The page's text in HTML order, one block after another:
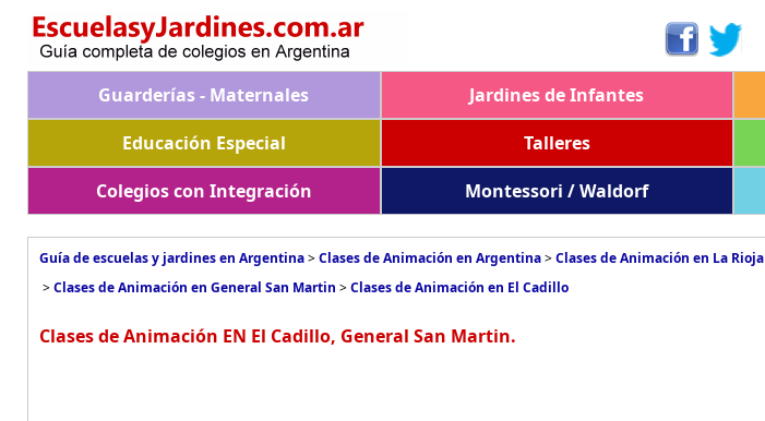
Guarderías - Maternales Jardines de Infantes
Educación Especial
Talleres
Colegios con Integración
Montessori / Waldorf
Guía de escuelas y jardines en Argentina>Clases de Animación en Argentina>Clases de Animación en La Rioja
>Clases de Animación en General San Martin >Clases de Animación en El Cadillo
Clases de Animación EN El Cadillo, General San Martin.